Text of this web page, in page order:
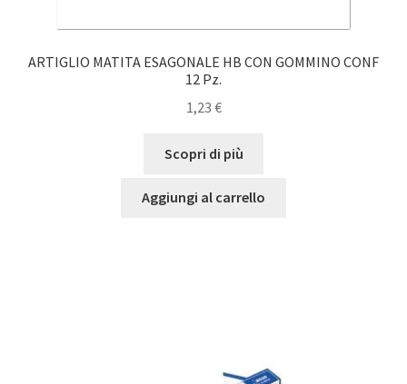
ARTIGLIO MATITA ESAGONALE HB CON GOMMINO CONF
12 Pz.
1,23 €
Scopri di più
Aggiungi al carrello